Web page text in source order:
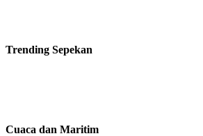
Trending Sepekan
Cuaca dan Maritim